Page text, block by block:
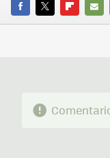
FACEBOOK
TWITTERFLIPBOARD
E-